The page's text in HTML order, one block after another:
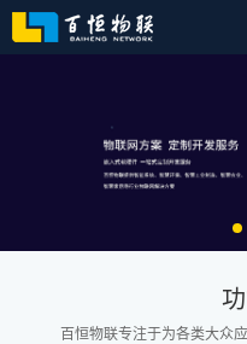
百恒物联专注于为各类大众